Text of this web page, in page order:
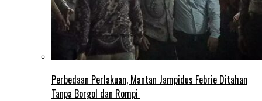
Perbedaan Perlakuan, Mantan Jampidus Febrie Ditahan
Tanpa Borgol dan Rompi